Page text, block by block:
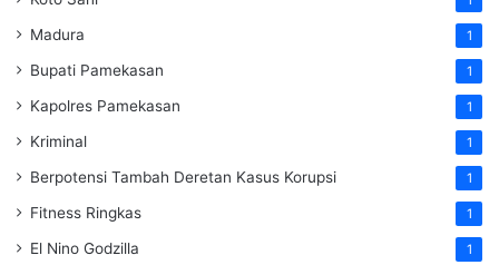
Madura 1
Bupati Pamekasan 1
Kapolres Pamekasan 1
Kriminal 1
Berpotensi Tambah Deretan Kasus Korupsi 1
Fitness Ringkas 1
El Nino Godzilla 1